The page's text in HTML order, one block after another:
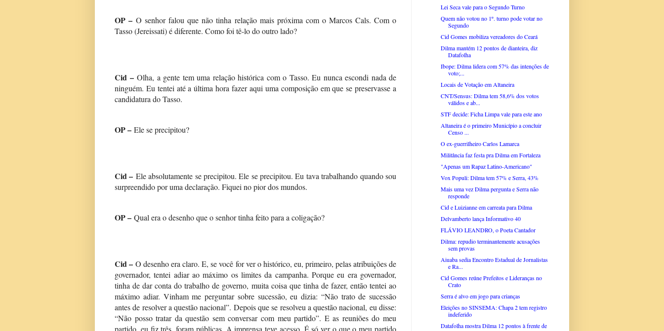
OP –O senhor falou que não tinha relação mais próxima com o Marcos Cals. Com o
Tasso (Jereissati) é diferente. Como foi tê-lo do outro lado?
Cid –Olha, a gente tem uma relação histórica com o Tasso. Eu nunca escondi nada de
ninguém. Eu tentei até a última hora fazer aqui uma composição em que se preservasse a
candidatura do Tasso.
OP – Ele se precipitou?
Cid – Ele absolutamente se precipitou. Ele se precipitou. Eu tava trabalhando quando sou
surpreendido por uma declaração. Fiquei no pior dos mundos.
OP – Qual era o desenho que o senhor tinha feito para a coligação?
Cid – O desenho era claro. E, se você for ver o histórico, eu, primeiro, pelas atribuições de
governador, tentei adiar ao máximo os limites da campanha. Porque eu era governador,
tinha de dar conta do trabalho de governo, muita coisa que tinha de fazer, então tentei ao
máximo adiar. Vinham me perguntar sobre sucessão, eu dizia: “Não trato de sucessão
antes de resolver a questão nacional”. Depois que se resolveu a questão nacional, eu disse:
“Não posso tratar da questão sem conversar com meu partido”. E as reuniões do meu
Lei Seca vale para o Segundo Turno
Quem não votou no 1º. turno pode votar no
Segundo
Cid Gomes mobiliza vereadores do Ceará
Dilma mantém 12 pontos de dianteira, diz
Datafolha
Ibope: Dilma lidera com 57% das intenções de
voto;...
Locais de Votação em Altaneira
CNT/Sensus: Dilma tem 58,6% dos votos
válidos e ab...
STF decide: Ficha Limpa vale para este ano
Altaneira é o primeiro Município a concluir
Censo ...
O ex-guerrilheiro Carlos Lamarca
Militância faz festa pra Dilma em Fortaleza
"Apenas um Rapaz Latino-Americano"
Vox Populi: Dilma tem 57% e Serra, 43%
Mais uma vez Dilma pergunta e Serra não
responde
Cid e Luizianne em carreata para Dilma
Delvamberto lança Informativo 40
FLÁVIO LEANDRO, o Poeta Cantador
Dilma: repudio terminantemente acusações
sem provas
Aiuaba sedia Encontro Estadual de Jornalistas
e Ra...
Cid Gomes reúne Prefeitos e Lideranças no
Crato
Serra é alvo em jogo para crianças
Eleições no SINSEMA: Chapa 2 tem registro
indeferido
Datafolha mostra Dilma 12 pontos à frente de